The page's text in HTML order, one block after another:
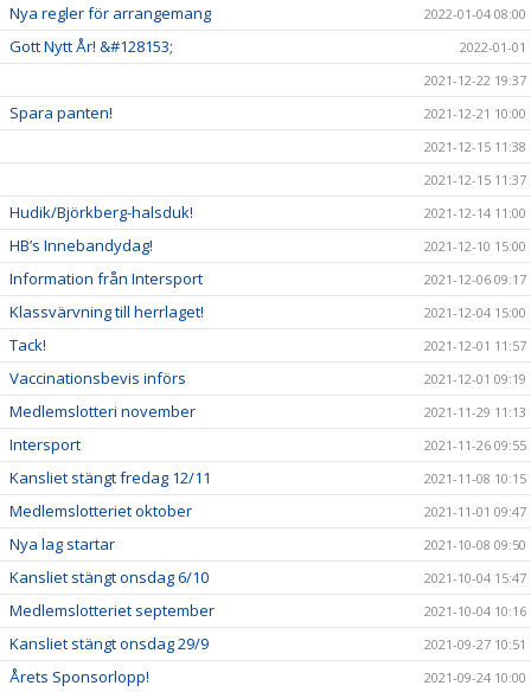
Nya regler för arrangemang 2022-01-04 08:00
Gott Nytt År! &#128153;
2022-01-01
2021-12-22 19:37
Spara panten!
2021-12-21 10:00
2021-12-15 11:38
2021-12-15 11:37
Hudik/Björkberg-halsduk! 2021-12-14 11:00
HB’s Innebandydag! 2021-12-10 15:00
Information från Intersport 2021-12-06 09:17
Klassvärvning till herrlaget! 2021-12-04 15:00
Tack! 2021-12-01 11:57
Vaccinationsbevis införs 2021-12-01 09:19
Medlemslotteri november 2021-11-29 11:13
Intersport 2021-11-26 09:55
Kansliet stängt fredag 12/11 2021-11-08 10:15
Medlemslotteriet oktober 2021-11-01 09:47
Nya lag startar 2021-10-08 09:50
Kansliet stängt onsdag 6/10 2021-10-04 15:47
Medlemslotteriet september 2021-10-04 10:16
Kansliet stängt onsdag 29/9 2021-09-27 10:51
Årets Sponsorlopp! 2021-09-24 10:00